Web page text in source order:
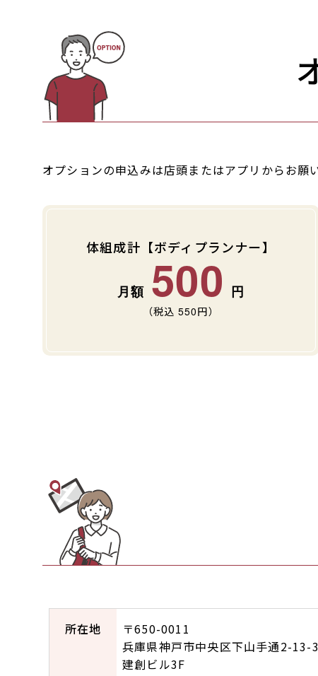
オプションの申込みは店頭またはアプリからお願
体組成計【ボディプランナー】
500
（税込 550円）
所在地
〒650-0011
兵庫県神戸市中央区下山手通2-13-3
建創ビル3F